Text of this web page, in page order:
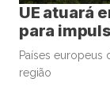
UE atuará
para
Países europeus
região